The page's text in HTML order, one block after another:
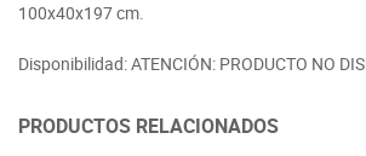
100x40x197 cm.
Disponibilidad: ATENCIÓN: PRODUCTO NO
PRODUCTOS RELACIONADOS